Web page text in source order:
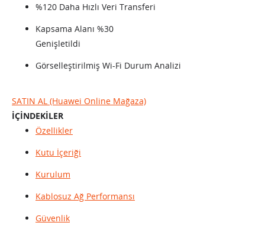
%120 Daha Hızlı Veri Transferi
Kapsama Alanı %30
Genişletildi
Görselleştirilmiş Wi-Fi Durum Analizi
SATIN AL (Huawei Online Mağaza)
İÇİNDEKİLER
Özellikler
Kutu İçeriği
Kurulum
Kablosuz Ağ Performansı
Güvenlik